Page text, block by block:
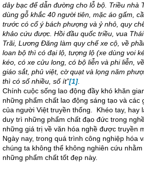
dây bạc để dẫn đường cho lỗ bộ. Triều nhà
dùng gỗ khắc 40 người tiên, mặc áo gấm,
trước có cổ ý bách phượng và ỷ nhỏ, quy
khảo cứu được. Hồi đầu quốc triều, vua
Trãi, Lương Đăng làm quy chế xe cộ, về
loan bộ thì có đại lộ, tượng lộ (xe dùng voi
kéo, có xe cửu long, có bộ liễn và phi liễn,
giáo sắt, phủ việt, cờ quạt và lọng năm
thì có số nhiều, số ít”[1]
Chính cuộc sống lao động đầy khó khăn
những phẩm chất lao động sáng tạo và các
của người Việt truyền thống. Khéo tay, hay
duy trì những phẩm chất đạo đức trong
những giá trị về văn hóa nghề được truyền
Ngày nay, trong quá trình công nghiệp hóa
chúng ta không thể không nghiên cứu
những phẩm chất tốt đẹp này.